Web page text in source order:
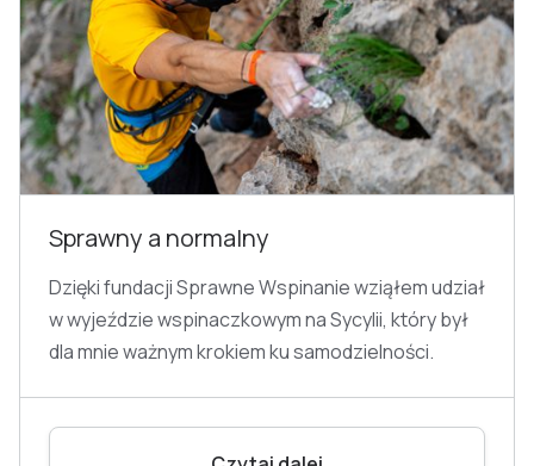
Sprawny a normalny
Dzięki fundacji Sprawne Wspinanie wziąłem udział
w wyjeździe wspinaczkowym na Sycylii, który był
dla mnie ważnym krokiem ku samodzielności.